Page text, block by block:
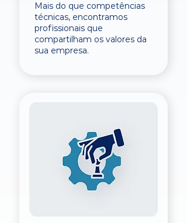
Mais do que competências
técnicas, encontramos
profissionais que
compartilham os valores da
sua empresa.